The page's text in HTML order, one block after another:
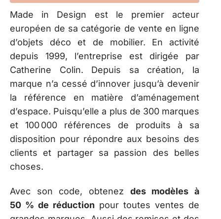
Made in Design est le premier acteur
européen de sa catégorie de vente en ligne
d’objets déco et de mobilier. En activité
depuis 1999, l’entreprise est dirigée par
Catherine Colin. Depuis sa création, la
marque n’a cessé d’innover jusqu’à devenir
la référence en matière d’aménagement
d’espace. Puisqu’elle a plus de 300 marques
et 100 000 références de produits à sa
disposition pour répondre aux besoins des
clients et partager sa passion des belles
choses.
Avec son code, obtenez des modèles à
50 % de réduction pour toutes ventes de